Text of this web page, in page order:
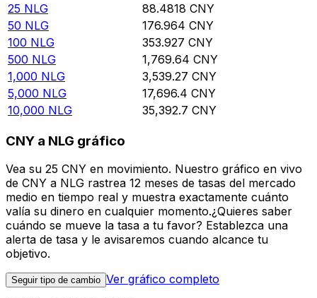
25 NLG 88.4818 CNY
50 NLG 176.964 CNY
100 NLG 353.927 CNY
500 NLG 1,769.64 CNY
1,000 NLG 3,539.27 CNY
5,000 NLG 17,696.4 CNY
10,000 NLG 35,392.7 CNY
CNY a NLG gráfico
Vea su 25 CNY en movimiento. Nuestro gráfico en vivo
de CNY a NLG rastrea 12 meses de tasas del mercado
medio en tiempo real y muestra exactamente cuánto
valía su dinero en cualquier momento.¿Quieres saber
cuándo se mueve la tasa a tu favor? Establezca una
alerta de tasa y le avisaremos cuando alcance tu
objetivo.
Seguir tipo de cambio Ver gráfico completo